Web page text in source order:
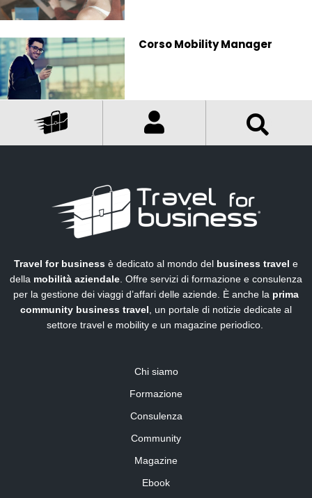
Corso Mobility Manager
Travel for business è dedicato al mondo del business travel e
della mobilità aziendale . Offre servizi di formazione e consulenza
per la gestione dei viaggi d’affari delle aziende. È anche la prima
community business travel , un portale di notizie dedicate al
settore travel e mobility e un magazine periodico.
Chi siamo
Formazione
Consulenza
Community
Magazine
Ebook